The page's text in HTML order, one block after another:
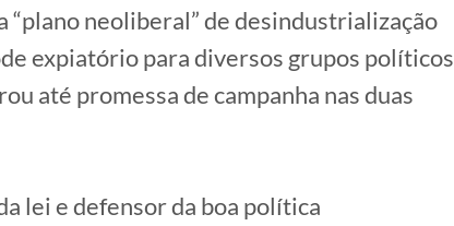
neoliberal” de desindustrialização
expiatório para diversos grupos políticos
até promessa de campanha nas duas
lei e defensor da boa política